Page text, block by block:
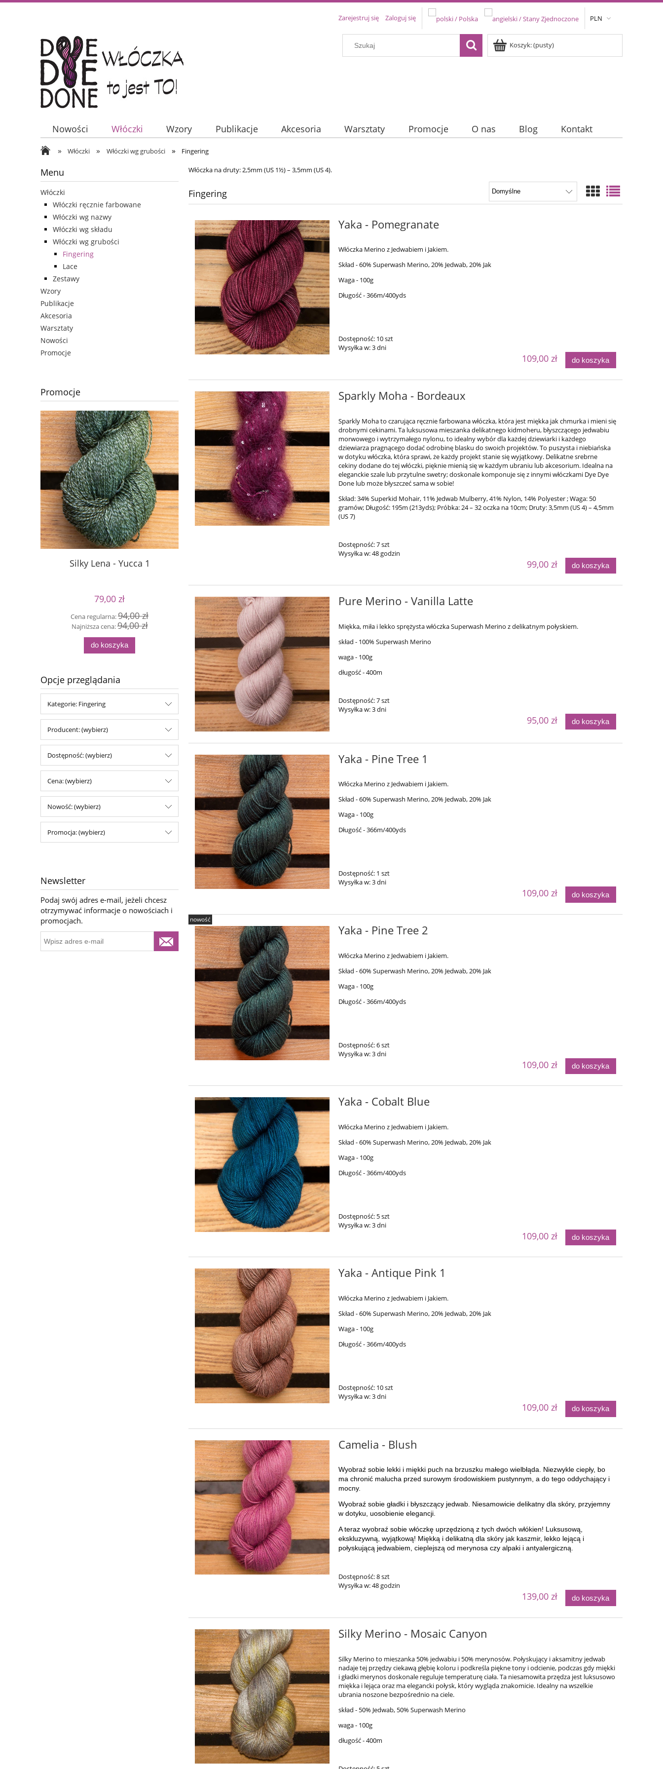
PLN
Zarejestruj się Zaloguj się
Koszyk:(pusty)
Nowości Włóczki Wzory Publikacje Akcesoria Warsztaty Promocje O nas Blog Kontakt
» Włóczki » Włóczki wg grubości » Fingering
Menu
Włóczki
Włóczki ręcznie farbowane
Włóczki wg nazwy
Włóczki wg składu
Włóczki wg grubości
Fingering
Lace
Zestawy
Wzory
Publikacje
Akcesoria
Warsztaty
Nowości
Promocje
Promocje
Silky Lena - Yucca 1
79,00 zł
Cena regularna:94,00 zł
Najniższa cena:94,00 zł
do koszyka
79,00 zł
Cena regularna:94,00 zł
Najniższa cena:94,00 zł
do koszyka
79,00 zł
Najniższa cena:94,00 zł
do koszyka
Simple Sock - 29
Najniższa cena:69,00 zł
Opcje przeglądania
Kategorie: Fingering
Producent: (wybierz)
Dostępność: (wybierz)
Cena: (wybierz)
Nowość: (wybierz)
Promocja: (wybierz)
Newsletter
Podaj swój adres e-mail, jeżeli chcesz
otrzymywać informacje o nowościach i
promocjach.
Włóczka na druty: 2,5mm (US 1½) – 3,5mm (US 4).
Fingering
Yaka - Pomegranate
Włóczka Merino z Jedwabiem i Jakiem.
Skład - 60% Superwash Merino, 20% Jedwab, 20% Jak
Waga - 100g
Długość - 366m/400yds
Dostępność: 10 szt
Wysyłka w:3 dni
109,00 zł do koszyka
Sparkly Moha - Bordeaux
Sparkly Moha to czarująca ręcznie farbowana włóczka, która jest miękka jak chmurka i mieni się
drobnymi cekinami. Ta luksusowa mieszanka delikatnego kidmoheru, błyszczącego jedwabiu
morwowego i wytrzymałego nylonu, to idealny wybór dla każdej dziewiarki i każdego
dziewiarza pragnącego dodać odrobinę blasku do swoich projektów. To puszysta i niebiańska
w dotyku włóczka, która sprawi, że każdy projekt stanie się wyjątkowy. Delikatne srebrne
cekiny dodane do tej włóczki, pięknie mienią się w każdym ubraniu lub akcesorium. Idealna na
eleganckie szale lub przytulne swetry; doskonale komponuje się z innymi włóczkami Dye Dye
Done lub może błyszczeć sama w sobie!
Skład: 34% Superkid Mohair, 11% Jedwab Mulberry, 41% Nylon, 14% Polyester ; Waga: 50
gramów; Długość: 195m (213yds); Próbka: 24 – 32 oczka na 10cm; Druty: 3,5mm (US 4) – 4,5mm
(US 7)
Dostępność:7 szt
Wysyłka w:48 godzin
99,00 zł do koszyka
Pure Merino - Vanilla Latte
Miękka, miła i lekko sprężysta włóczka Superwash Merino z delikatnym połyskiem.
skład - 100% Superwash Merino
waga - 100g
długość - 400m
Dostępność:7 szt
Wysyłka w:3 dni
95,00 zł do koszyka
Yaka - Pine Tree 1
Włóczka Merino z Jedwabiem i Jakiem.
Skład - 60% Superwash Merino, 20% Jedwab, 20% Jak
Waga - 100g
Długość - 366m/400yds
Dostępność: 1 szt
Wysyłka w:3 dni
109,00 zł do koszyka
Yaka - Pine Tree 2
Włóczka Merino z Jedwabiem i Jakiem.
Skład - 60% Superwash Merino, 20% Jedwab, 20% Jak
Waga - 100g
Długość - 366m/400yds
Dostępność:6 szt
Wysyłka w:3 dni
109,00 zł do koszyka
nowość
Yaka - Cobalt Blue
Włóczka Merino z Jedwabiem i Jakiem.
Skład - 60% Superwash Merino, 20% Jedwab, 20% Jak
Waga - 100g
Długość - 366m/400yds
Dostępność: 5 szt
Wysyłka w:3 dni
109,00 zł do koszyka
Yaka - Antique Pink 1
Włóczka Merino z Jedwabiem i Jakiem.
Skład - 60% Superwash Merino, 20% Jedwab, 20% Jak
Waga - 100g
Długość - 366m/400yds
Dostępność: 10 szt
Wysyłka w:3 dni
109,00 zł do koszyka
Camelia - Blush
Wyobraź sobie lekki i miękki puch na brzuszku małego wielbłąda. Niezwykle ciepły, bo
ma chronić malucha przed surowym środowiskiem pustynnym, a do tego oddychający i
mocny.
Wyobraź sobie gładki i błyszczący jedwab. Niesamowicie delikatny dla skóry, przyjemny
w dotyku, uosobienie elegancji.
A teraz wyobraź sobie włóczkę uprzędzioną z tych dwóch włókien! Luksusową,
ekskluzywną, wyjątkową! Miękką i delikatną dla skóry jak kaszmir, lekko lejącą i
połyskującą jedwabiem, cieplejszą od merynosa czy alpaki i antyalergiczną.
Dostępność:8 szt
Wysyłka w:48 godzin
139,00 zł do koszyka
Silky Merino - Mosaic Canyon
Silky Merino to mieszanka 50% jedwabiu i 50% merynosów. Połyskujący i aksamitny jedwab
nadaje tej przędzy ciekawą głębię koloru i podkreśla piękne tony i odcienie, podczas gdy miękki
i gładki merynos doskonale reguluje temperaturę ciała.Ta niesamowita przędza jest luksusowo
miękka i lejąca oraz ma elegancki połysk, który wygląda znakomicie. Idealny na wszelkie
ubrania noszone bezpośrednio na ciele.
skład - 50% Jedwab, 50% Superwash Merino
waga - 100g
długość - 400m